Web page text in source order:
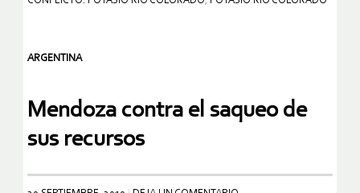
ARGENTINA
Mendoza contra el saqueo de
sus recursos